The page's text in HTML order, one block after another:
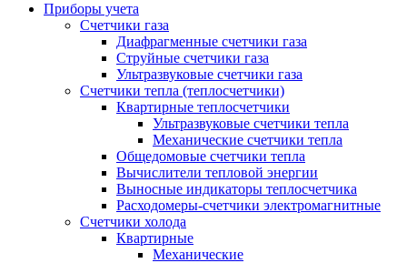
Приборы учета
Счетчики газа
Диафрагменные счетчики газа
Струйные счетчики газа
Ультразвуковые счетчики газа
Счетчики тепла (теплосчетчики)
Квартирные теплосчетчики
Ультразвуковые счетчики тепла
Механические счетчики тепла
Общедомовые счетчики тепла
Вычислители тепловой энергии
Выносные индикаторы теплосчетчика
Расходомеры-счетчики электромагнитные
Счетчики холода
Квартирные
Механические